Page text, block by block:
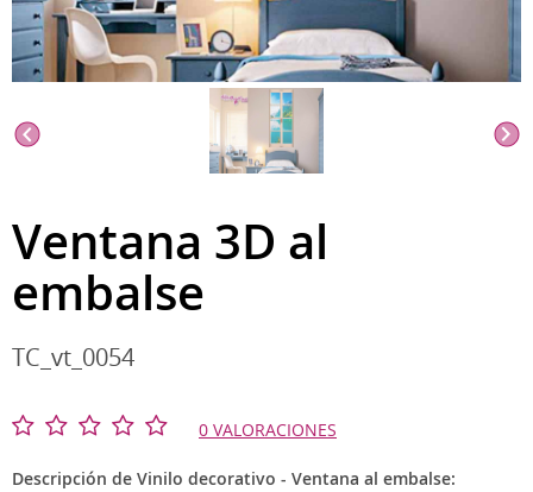
Ventana 3D al
embalse
TC_vt_0054
0 VALORACIONES
Descripción de Vinilo decorativo - Ventana al embalse: